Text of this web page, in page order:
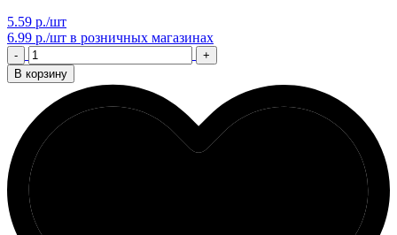
5.59 р./шт
6.99 р./шт в розничных магазинах
-
+
В корзину